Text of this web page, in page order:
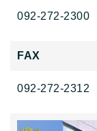
092-272-2300
FAX
092-272-2312